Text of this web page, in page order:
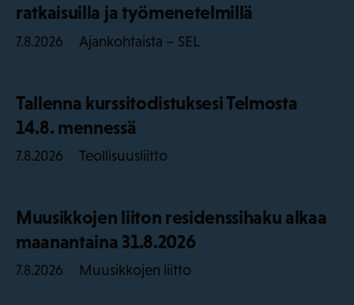
ratkaisuilla ja työmenetelmillä
7.8.2026 Ajankohtaista – SEL
Tallenna kurssitodistuksesi Telmosta
14.8. mennessä
7.8.2026 Teollisuusliitto
Muusikkojen liiton residenssihaku alkaa
maanantaina 31.8.2026
7.8.2026 Muusikkojen liitto